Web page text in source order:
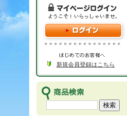
新規会員登録はこちら